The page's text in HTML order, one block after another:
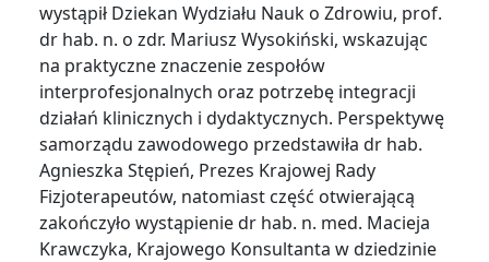
wystąpił Dziekan Wydziału Nauk o Zdrowiu, prof.
dr hab. n. o zdr. Mariusz Wysokiński, wskazując
na praktyczne znaczenie zespołów
interprofesjonalnych oraz potrzebę integracji
działań klinicznych i dydaktycznych. Perspektywę
samorządu zawodowego przedstawiła dr hab.
Agnieszka Stępień, Prezes Krajowej Rady
Fizjoterapeutów, natomiast część otwierającą
zakończyło wystąpienie dr hab. n. med. Macieja
Krawczyka, Krajowego Konsultanta w dziedzinie